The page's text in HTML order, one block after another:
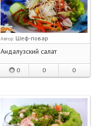
Автор: Шеф-повар
Андалузский салат
0 0 0